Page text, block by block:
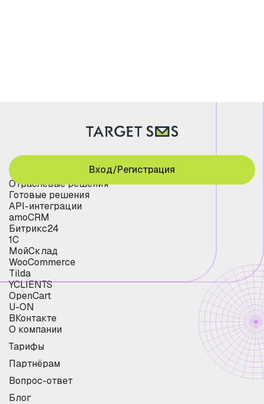
Отраслевые решения
Готовые решения
API-интеграции
amoCRM
Битрикс24
1С
МойСклад
WooCommerce
Tilda
YCLIENTS
OpenCart
U-ON
ВКонтакте
О компании
Тарифы
Партнёрам
Вопрос-ответ
Блог
Вход/Регистрация